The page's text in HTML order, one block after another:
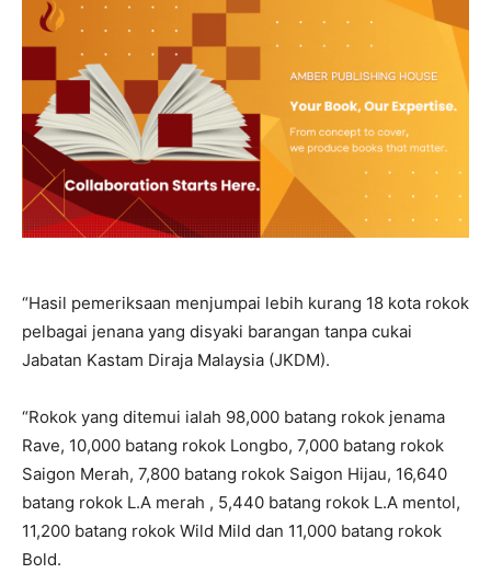
“Hasil pemeriksaan menjumpai lebih kurang 18 kota rokok
pelbagai jenana yang disyaki barangan tanpa cukai
Jabatan Kastam Diraja Malaysia (JKDM).
“Rokok yang ditemui ialah 98,000 batang rokok jenama
Rave, 10,000 batang rokok Longbo, 7,000 batang rokok
Saigon Merah, 7,800 batang rokok Saigon Hijau, 16,640
batang rokok L.A merah , 5,440 batang rokok L.A mentol,
11,200 batang rokok Wild Mild dan 11,000 batang rokok
Bold.